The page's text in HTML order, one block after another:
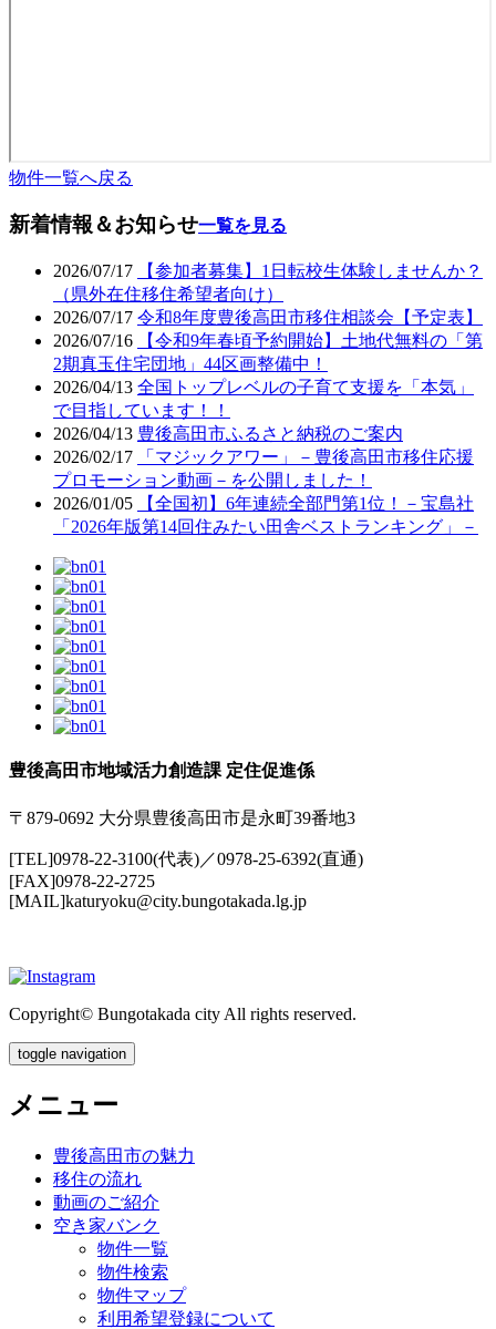
物件一覧へ戻る
新着情報＆お知らせ一覧を見る
2026/07/17
【参加者募集】1日転校生体験しませんか？
（県外在住移住希望者向け）
2026/07/17 令和8年度豊後高田市移住相談会【予定表】
2026/07/16
【令和9年春頃予約開始】土地代無料の「第
2期真玉住宅団地」44区画整備中！
2026/04/13 全国トップレベルの子育て支援を「本気」
で目指しています！！
2026/04/13 豊後高田市ふるさと納税のご案内
2026/02/17
「マジックアワー」－豊後高田市移住応援
プロモーション動画－を公開しました！
2026/01/05
【全国初】6年連続全部門第1位！－宝島社
「2026年版第14回住みたい田舎ベストランキング」－
豊後高田市地域活力創造課 定住促進係
〒879-0692 大分県豊後高田市是永町39番地3
[TEL]0978-22-3100(代表)／0978-25-6392(直通)
[FAX]0978-22-2725
[MAIL]katuryoku@city.bungotakada.lg.jp
Copyright© Bungotakada city All rights reserved.
toggle navigation
メニュー
豊後高田市の魅力
移住の流れ
動画のご紹介
空き家バンク
物件一覧
物件検索
物件マップ
利用希望登録について